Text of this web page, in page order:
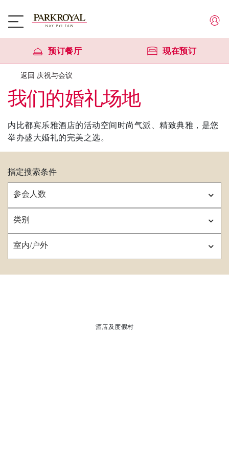
预订餐厅 现在预订
返回 庆祝与会议
我们的婚礼场地
内比都宾乐雅酒店的活动空间时尚气派、精致典雅，是您
举办盛大婚礼的完美之选。
指定搜索条件
参会人数
类别
室内/户外
酒店及度假村